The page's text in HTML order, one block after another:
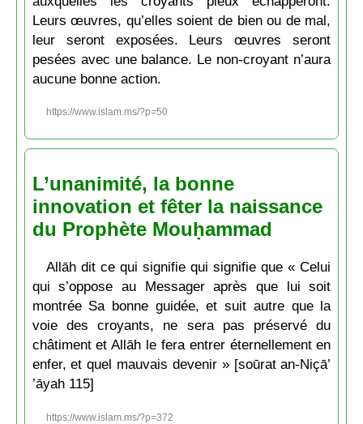
Leurs œuvres, qu’elles soient de bien ou de mal,
leur seront exposées. Leurs œuvres seront
pesées avec une balance. Le non-croyant n’aura
aucune bonne action.
https://www.islam.ms/?p=50
L’unanimité, la bonne
innovation et fêter la naissance
du Prophète Mouḥammad
Allāh dit ce qui signifie qui signifie que « Celui
qui s’oppose au Messager après que lui soit
montrée Sa bonne guidée, et suit autre que la
voie des croyants, ne sera pas préservé du
châtiment et Allāh le fera entrer éternellement en
enfer, et quel mauvais devenir » [soūrat an-Niçā’
’āyah 115]
https://www.islam.ms/?p=372